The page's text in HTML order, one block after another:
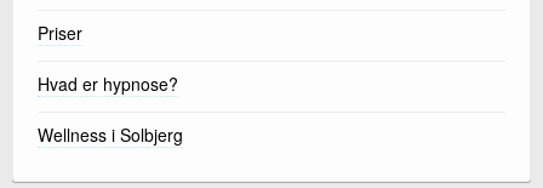
Priser
Hvad er hypnose?
Wellness i Solbjerg